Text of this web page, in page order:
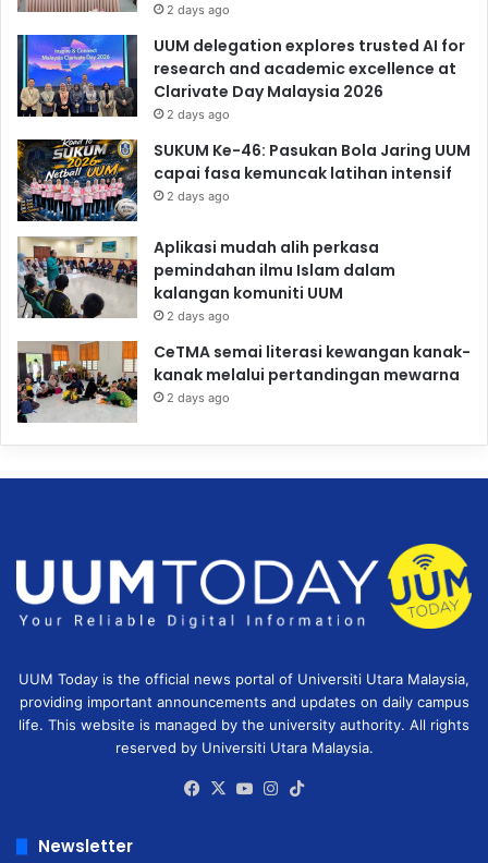
2 days ago
UUM delegation explores trusted AI for
research and academic excellence at
Clarivate Day Malaysia 2026
2 days ago
SUKUM Ke-46: Pasukan Bola Jaring UUM
capai fasa kemuncak latihan intensif
2 days ago
Aplikasi mudah alih perkasa
pemindahan ilmu Islam dalam
kalangan komuniti UUM
2 days ago
CeTMA semai literasi kewangan kanak-
kanak melalui pertandingan mewarna
2 days ago
UUM Today is the official news portal of Universiti Utara Malaysia,
providing important announcements and updates on daily campus
life. This website is managed by the university authority. All rights
reserved by Universiti Utara Malaysia.
Facebook
X YouTubeInstagram
Newsletter